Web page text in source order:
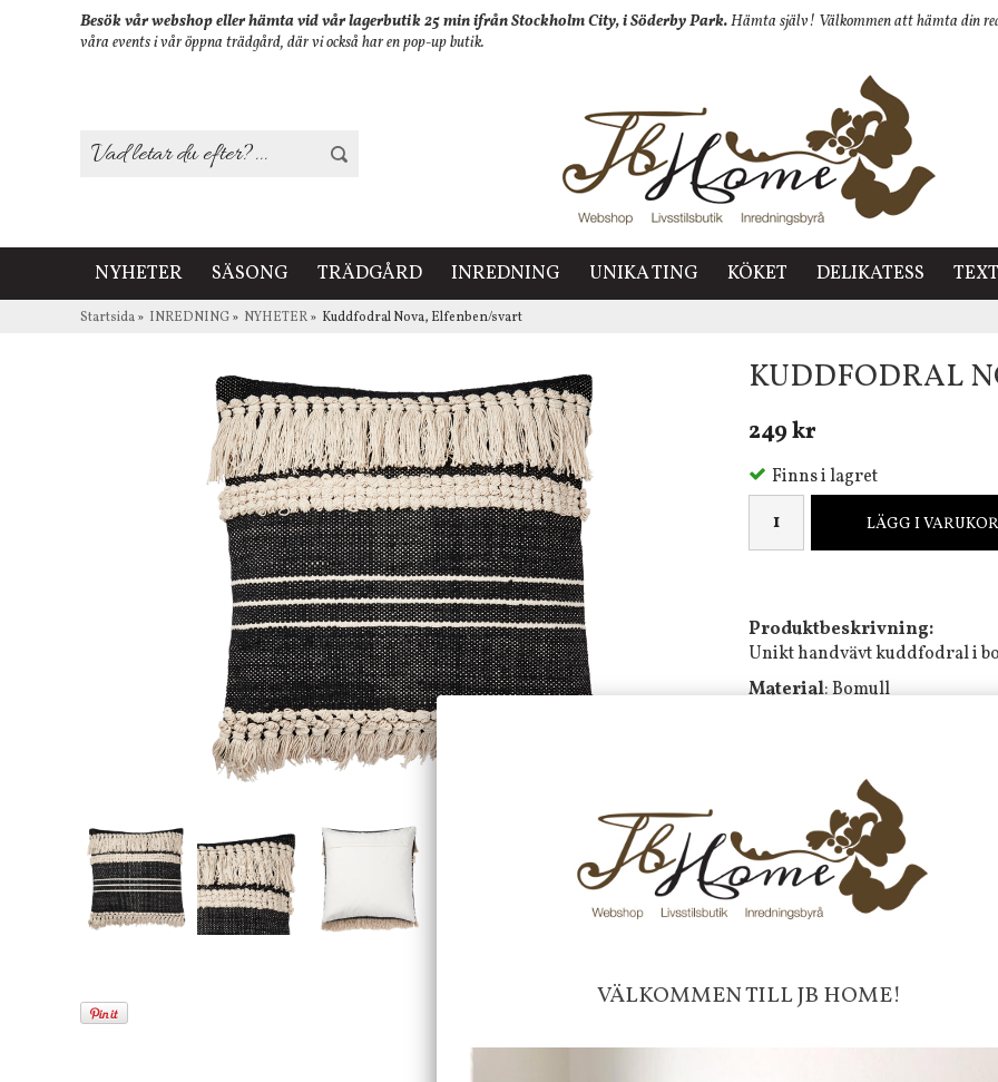
Besök vår webshop eller hämta vid vår lagerbutik 25 min ifrån Stockholm City, i Söderby Park.Hämta själv! Välkommen att hämta din
våra events i vår öppna trädgård, där vi också har en pop-up butik.
NYHETER SÄSONG TRÄDGÅRD INREDNING UNIKA TING KÖKET DELIKATESS
Startsida» INREDNING» NYHETER» Kuddfodral Nova, Elfenben/svart
KUDDFODRAL
249 kr
Finns i lagret
LÄGG I
Produktbeskrivning:
Unikt handvävt kuddfodral i
Material: Bomull
Tvättråd: Endast
Frakt 99 kr, handlar du över
fraktfritt. 100 kr - 400 kr i frakt för
10 % rabatt på din första order
Faktura 0 kr. Hos oss betalar
med KLARNA CHECKOUT. Välj
mellan alla Klarnas
VÄLKOMMEN TILL JB HOME!